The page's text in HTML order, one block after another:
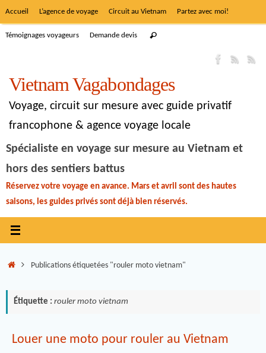
Accueil L’agence de voyage Circuit au Vietnam Partez avec moi!
Témoignages voyageurs Demande devis
Vietnam Vagabondages
Voyage, circuit sur mesure avec guide privatif
francophone & agence voyage locale
Spécialiste en voyage sur mesure au Vietnam et
hors des sentiers battus
Réservez votre voyage en avance. Mars et avril sont des hautes
saisons, les guides privés sont déjà bien réservés.
Publications étiquetées "rouler moto vietnam"
Étiquette : rouler moto vietnam
Louer une moto pour rouler au Vietnam